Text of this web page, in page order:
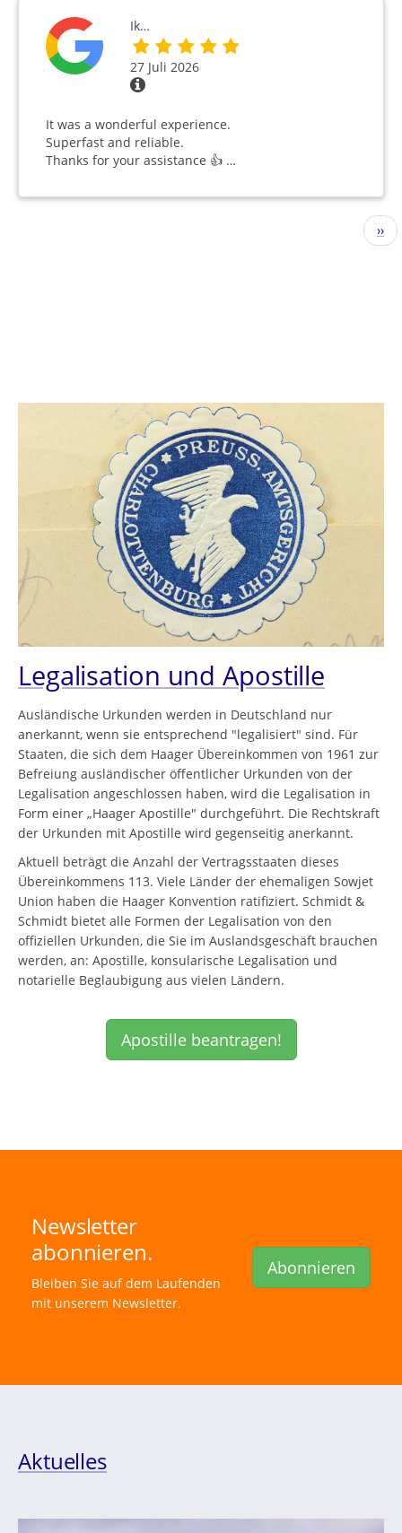
Ik…
27 Juli 2026
It was a wonderful experience.
Superfast and reliable.
Thanks for your assistance 👍 …
››
Legalisation und Apostille
Ausländische Urkunden werden in Deutschland nur
anerkannt, wenn sie entsprechend "legalisiert" sind. Für
Staaten, die sich dem Haager Übereinkommen von 1961 zur
Befreiung ausländischer öffentlicher Urkunden von der
Legalisation angeschlossen haben, wird die Legalisation in
Form einer „Haager Apostille" durchgeführt. Die Rechtskraft
der Urkunden mit Apostille wird gegenseitig anerkannt.
Aktuell beträgt die Anzahl der Vertragsstaaten dieses
Übereinkommens 113. Viele Länder der ehemaligen Sowjet
Union haben die Haager Konvention ratifiziert. Schmidt &
Schmidt bietet alle Formen der Legalisation von den
offiziellen Urkunden, die Sie im Auslandsgeschäft brauchen
werden, an: Apostille, konsularische Legalisation und
notarielle Beglaubigung aus vielen Ländern.
Apostille beantragen!
Newsletter
abonnieren.
Bleiben Sie auf dem Laufenden
mit unserem Newsletter.
Abonnieren
Aktuelles